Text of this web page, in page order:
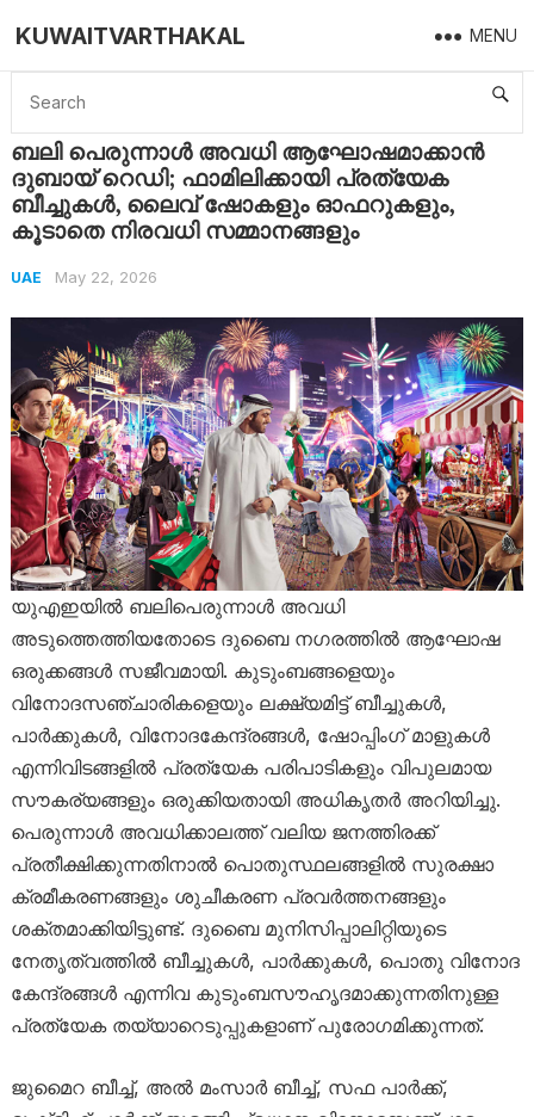
KUWAITVARTHAKAL MENU
Home UAE ബലി പെരുന്നാൾ അവധി ആഘോഷമാക്കാൻ ദുബായ് റെഡി; ഫാമിലിക്കായി പ്രത്യേക ബീച്ചുകൾ, ലൈവ് ഷോകളും ഓഫറുകളും, കൂടാതെ നിരവധി സമ്മാനങ്ങളും
ബലി പെരുന്നാൾ അവധി ആഘോഷമാക്കാൻ
ദുബായ് റെഡി; ഫാമിലിക്കായി പ്രത്യേക
ബീച്ചുകൾ, ലൈവ് ഷോകളും ഓഫറുകളും,
കൂടാതെ നിരവധി സമ്മാനങ്ങളും
UAE May 22, 2026
യുഎഇയിൽ ബലിപെരുന്നാൾ അവധി
അടുത്തെത്തിയതോടെ ദുബൈ നഗരത്തിൽ ആഘോഷ
ഒരുക്കങ്ങൾ സജീവമായി. കുടുംബങ്ങളെയും
വിനോദസഞ്ചാരികളെയും ലക്ഷ്യമിട്ട് ബീച്ചുകൾ,
പാർക്കുകൾ, വിനോദകേന്ദ്രങ്ങൾ, ഷോപ്പിംഗ് മാളുകൾ
എന്നിവിടങ്ങളിൽ പ്രത്യേക പരിപാടികളും വിപുലമായ
സൗകര്യങ്ങളും ഒരുക്കിയതായി അധികൃതർ അറിയിച്ചു.
പെരുന്നാൾ അവധിക്കാലത്ത് വലിയ ജനത്തിരക്ക്
പ്രതീക്ഷിക്കുന്നതിനാൽ പൊതുസ്ഥലങ്ങളിൽ സുരക്ഷാ
ക്രമീകരണങ്ങളും ശുചീകരണ പ്രവർത്തനങ്ങളും
ശക്തമാക്കിയിട്ടുണ്ട്. ദുബൈ മുനിസിപ്പാലിറ്റിയുടെ
നേതൃത്വത്തിൽ ബീച്ചുകൾ, പാർക്കുകൾ, പൊതു വിനോദ
കേന്ദ്രങ്ങൾ എന്നിവ കുടുംബസൗഹൃദമാക്കുന്നതിനുള്ള
പ്രത്യേക തയ്യാറെടുപ്പുകളാണ് പുരോഗമിക്കുന്നത്.
ജുമൈറ ബീച്ച്, അൽ മംസാർ ബീച്ച്, സഫ പാർക്ക്,